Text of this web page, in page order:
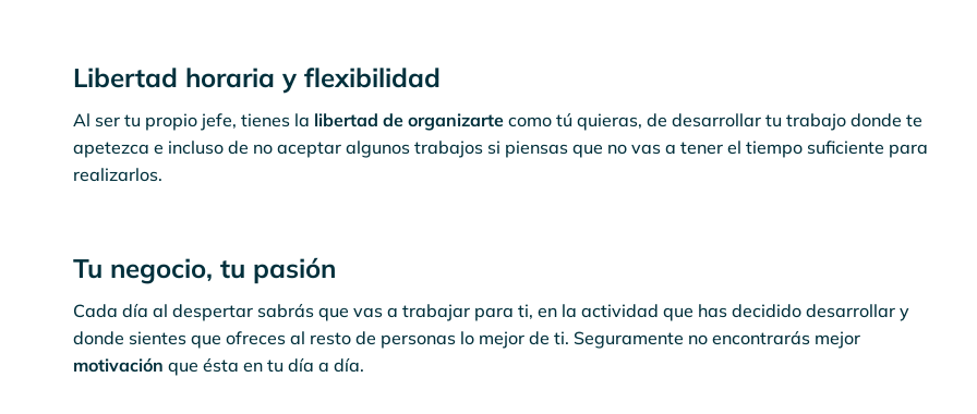
Libertad horaria y flexibilidad
Al ser tu propio jefe, tienes la libertad de organizarte como tú quieras, de desarrollar tu trabajo donde te
apetezca e incluso de no aceptar algunos trabajos si piensas que no vas a tener el tiempo suficiente para
realizarlos.
Tu negocio, tu pasión
Cada día al despertar sabrás que vas a trabajar para ti, en la actividad que has decidido desarrollar y
donde sientes que ofreces al resto de personas lo mejor de ti. Seguramente no encontrarás mejor
motivación que ésta en tu día a día.